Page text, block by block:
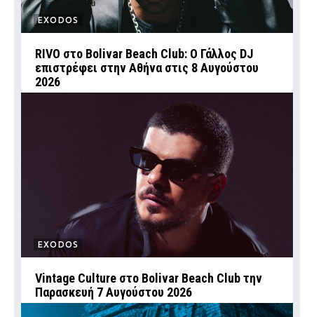
EXODOS
RIVO στο Bolivar Beach Club: Ο Γάλλος DJ
επιστρέφει στην Αθήνα στις 8 Αυγούστου
2026
EXODOS
Vintage Culture στο Bolivar Beach Club την
Παρασκευή 7 Αυγούστου 2026